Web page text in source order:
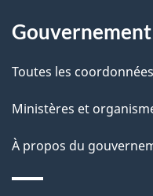
e
p
a
Toutes les coordonnées
Ministères et
À propos du